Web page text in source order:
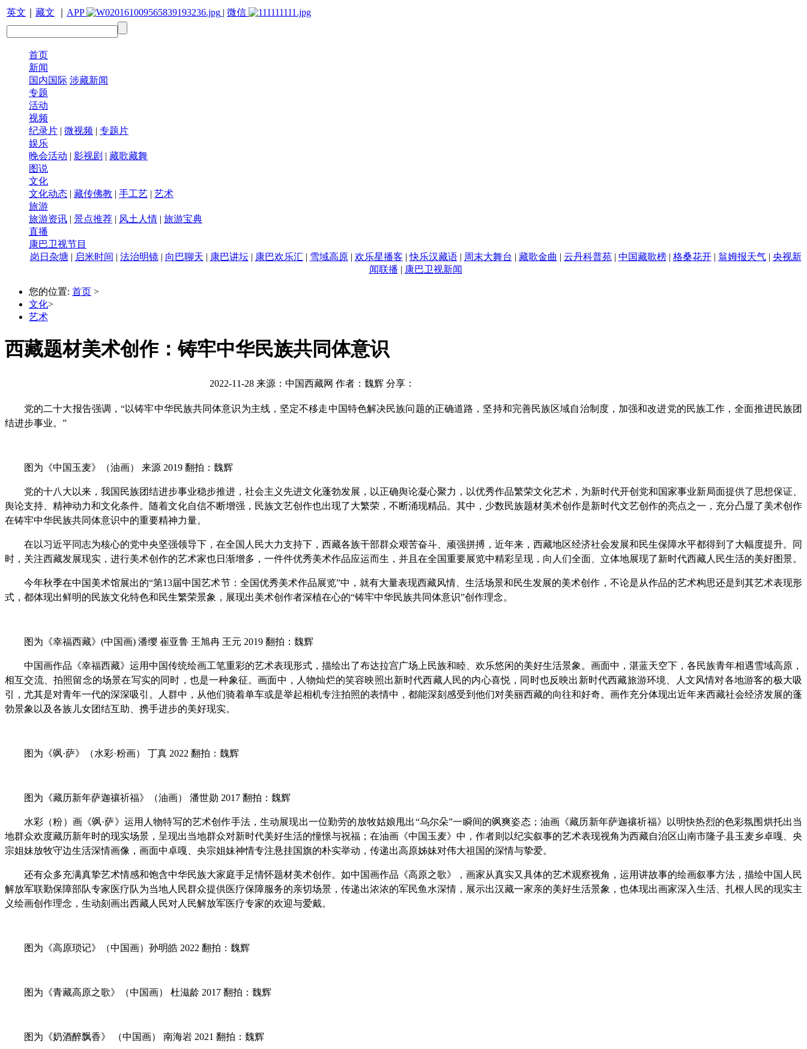
英文 藏文 APP | 微信
首页
新闻
国内国际 涉藏新闻
专题
活动
视频
纪录片 | 微视频 | 专题片
娱乐
晚会活动 | 影视剧 | 藏歌藏舞
图说
文化
文化动态 | 藏传佛教 | 手工艺 | 艺术
旅游
旅游资讯 | 景点推荐 | 风土人情 | 旅游宝典
直播
康巴卫视节目
岗日杂塘| 启米时间 | 法治明镜| 向巴聊天 | 康巴讲坛| 康巴欢乐汇 | 雪域高原| 欢乐星播客 |快乐汉藏语| 周末大舞台 | 藏歌金曲 | 云丹科普苑| 中国藏歌榜| 格桑花开| 翁姆报天气| 央视新
闻联播 | 康巴卫视新闻
您的位置: 首页 >
文化>
艺术
西藏题材美术创作：铸牢中华民族共同体意识
2022-11-28 来源：中国西藏网 作者：魏辉 分享：
党的二十大报告强调，“以铸牢中华民族共同体意识为主线，坚定不移走中国特色解决民族问题的正确道路，坚持和完善民族区域自治制度，加强和改进党的民族工作，全面推进民族团
结进步事业。”
图为《中国玉麦》（油画） 来源 2019 翻拍：魏辉
党的十八大以来，我国民族团结进步事业稳步推进，社会主义先进文化蓬勃发展，以正确舆论凝心聚力，以优秀作品繁荣文化艺术，为新时代开创党和国家事业新局面提供了思想保证、
舆论支持、精神动力和文化条件。随着文化自信不断增强，民族文艺创作也出现了大繁荣，不断涌现精品。其中，少数民族题材美术创作是新时代文艺创作的亮点之一，充分凸显了美术创作
在铸牢中华民族共同体意识中的重要精神力量。
在以习近平同志为核心的党中央坚强领导下，在全国人民大力支持下，西藏各族干部群众艰苦奋斗、顽强拼搏，近年来，西藏地区经济社会发展和民生保障水平都得到了大幅度提升。同
时，关注西藏发展现实，进行美术创作的艺术家也日渐增多，一件件优秀美术作品应运而生，并且在全国重要展览中精彩呈现，向人们全面、立体地展现了新时代西藏人民生活的美好图景。
今年秋季在中国美术馆展出的“第13届中国艺术节：全国优秀美术作品展览”中，就有大量表现西藏风情、生活场景和民生发展的美术创作，不论是从作品的艺术构思还是到其艺术表现形
式，都体现出鲜明的民族文化特色和民生繁荣景象，展现出美术创作者深植在心的“铸牢中华民族共同体意识”创作理念。
图为《幸福西藏》(中国画) 潘缨 崔亚鲁 王旭冉 王元 2019 翻拍：魏辉
中国画作品《幸福西藏》运用中国传统绘画工笔重彩的艺术表现形式，描绘出了布达拉宫广场上民族和睦、欢乐悠闲的美好生活景象。画面中，湛蓝天空下，各民族青年相遇雪域高原，
相互交流、拍照留念的场景在写实的同时，也是一种象征。画面中，人物灿烂的笑容映照出新时代西藏人民的内心喜悦，同时也反映出新时代西藏旅游环境、人文风情对各地游客的极大吸
引，尤其是对青年一代的深深吸引。人群中，从他们骑着单车或是举起相机专注拍照的表情中，都能深刻感受到他们对美丽西藏的向往和好奇。画作充分体现出近年来西藏社会经济发展的蓬
勃景象以及各族儿女团结互助、携手进步的美好现实。
图为《飒·萨》（水彩·粉画） 丁真 2022 翻拍：魏辉
图为《藏历新年萨迦禳祈福》（油画） 潘世勋 2017 翻拍：魏辉
水彩（粉）画《飒·萨》运用人物特写的艺术创作手法，生动展现出一位勤劳的放牧姑娘甩出“乌尔朵”一瞬间的飒爽姿态；油画《藏历新年萨迦禳祈福》以明快热烈的色彩氛围烘托出当
地群众欢度藏历新年时的现实场景，呈现出当地群众对新时代美好生活的憧憬与祝福；在油画《中国玉麦》中，作者则以纪实叙事的艺术表现视角为西藏自治区山南市隆子县玉麦乡卓嘎、央
宗姐妹放牧守边生活深情画像，画面中卓嘎、央宗姐妹神情专注悬挂国旗的朴实举动，传递出高原姊妹对伟大祖国的深情与挚爱。
还有众多充满真挚艺术情感和饱含中华民族大家庭手足情怀题材美术创作。如中国画作品《高原之歌》，画家从真实又具体的艺术观察视角，运用讲故事的绘画叙事方法，描绘中国人民
解放军联勤保障部队专家医疗队为当地人民群众提供医疗保障服务的亲切场景，传递出浓浓的军民鱼水深情，展示出汉藏一家亲的美好生活景象，也体现出画家深入生活、扎根人民的现实主
义绘画创作理念，生动刻画出西藏人民对人民解放军医疗专家的欢迎与爱戴。
图为《高原琐记》（中国画）孙明皓 2022 翻拍：魏辉
图为《青藏高原之歌》（中国画） 杜滋龄 2017 翻拍：魏辉
图为《奶酒醉飘香》 （中国画） 南海岩 2021 翻拍：魏辉